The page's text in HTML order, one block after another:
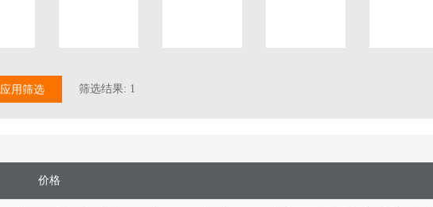
应用筛选 筛选结果: 1
价格